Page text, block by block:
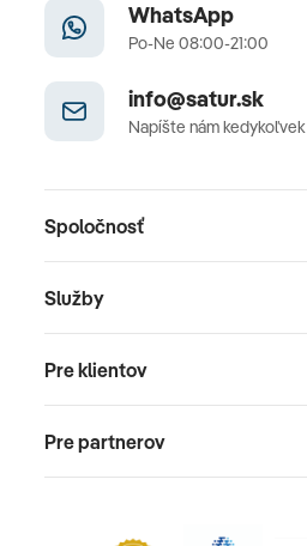
WhatsApp
Po-Ne 08:00-21:00
info@satur.sk
Napíšte nám kedykoľvek
Spoločnosť
Služby
Pre klientov
Pre partnerov